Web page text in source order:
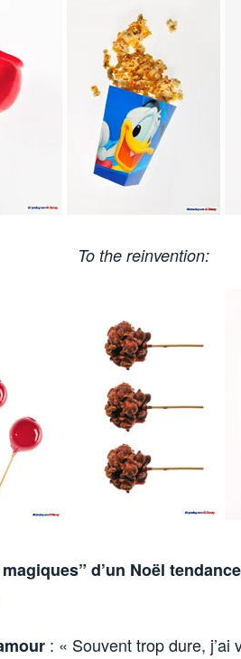
To the reinvention:
d’un Noël
: « Souvent trop dure, j’ai